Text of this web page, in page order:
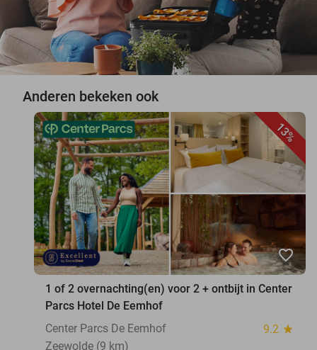
Anderen bekeken ook
13%
favorite_border
1 of 2 overnachting(en) voor 2 + ontbijt in Center
Parcs Hotel De Eemhof
Center Parcs De Eemhof
9.2 star
Zeewolde (9 km)